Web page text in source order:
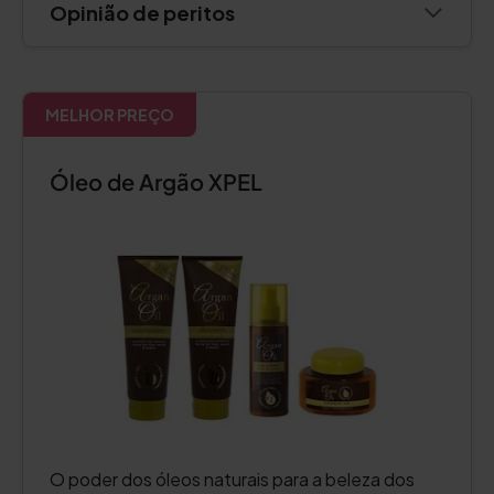
Opinião de peritos
MELHOR PREÇO
Óleo de Argão XPEL
O poder dos óleos naturais para a beleza dos